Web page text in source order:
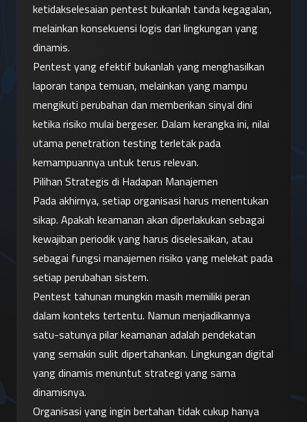
ketidakselesaian pentest bukanlah tanda kegagalan,
melainkan konsekuensi logis dari lingkungan yang
dinamis.
Pentest yang efektif bukanlah yang menghasilkan
laporan tanpa temuan, melainkan yang mampu
mengikuti perubahan dan memberikan sinyal dini
ketika risiko mulai bergeser. Dalam kerangka ini, nilai
utama penetration testing terletak pada
kemampuannya untuk terus relevan.
Pilihan Strategis di Hadapan Manajemen
Pada akhirnya, setiap organisasi harus menentukan
sikap. Apakah keamanan akan diperlakukan sebagai
kewajiban periodik yang harus diselesaikan, atau
sebagai fungsi manajemen risiko yang melekat pada
setiap perubahan sistem.
Pentest tahunan mungkin masih memiliki peran
dalam konteks tertentu. Namun menjadikannya
satu-satunya pilar keamanan adalah pendekatan
yang semakin sulit dipertahankan. Lingkungan digital
yang dinamis menuntut strategi yang sama
dinamisnya.
Organisasi yang ingin bertahan tidak cukup hanya